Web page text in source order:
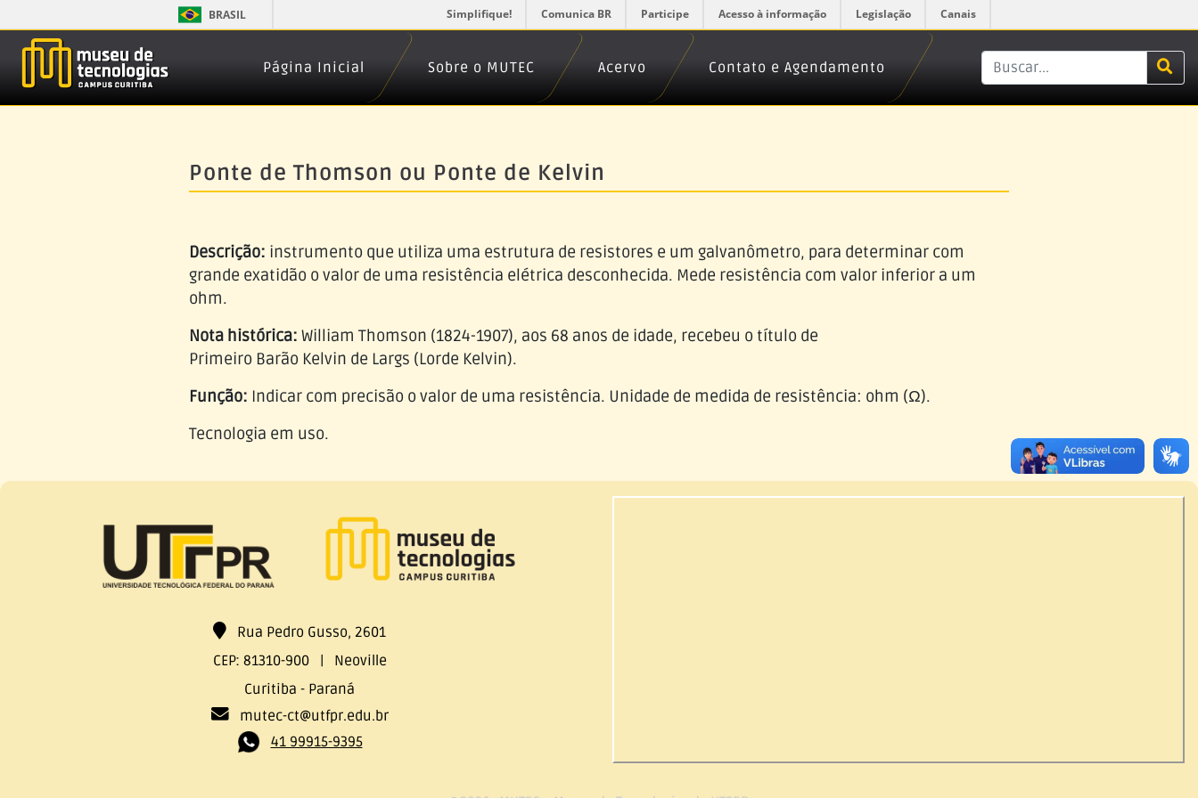
BRASIL Simplifique! Comunica BR Participe Acesso à informação Legislação Canais
Página Inicial Sobre o MUTEC Acervo Contato e Agendamento
Ponte de Thomson ou Ponte de Kelvin
Descrição: instrumento que utiliza uma estrutura de resistores e um galvanômetro, para determinar com
grande exatidão o valor de uma resistência elétrica desconhecida. Mede resistência com valor inferior a um
ohm.
Nota histórica: William Thomson (1824-1907), aos 68 anos de idade, recebeu o título de
Primeiro Barão Kelvin de Largs (Lorde Kelvin).
Função: Indicar com precisão o valor de uma resistência. Unidade de medida de resistência: ohm (Ω).
Tecnologia em uso.
Rua Pedro Gusso, 2601
CEP: 81310-900 | Neoville
Curitiba - Paraná
mutec-ct@utfpr.edu.br
41 99915-9395